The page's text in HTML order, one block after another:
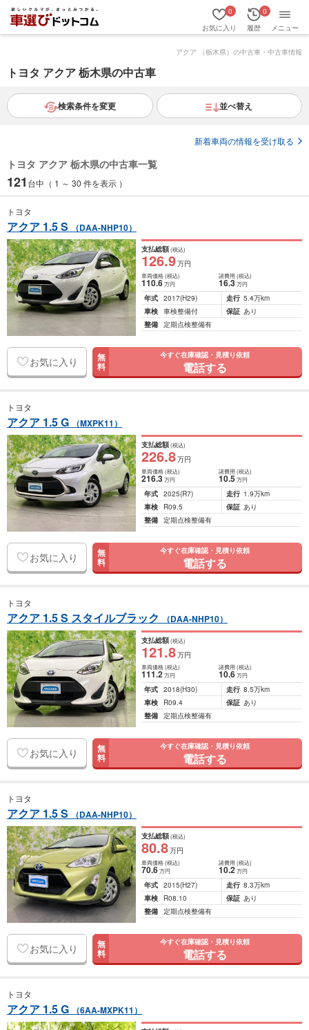
お気に入り
0
履歴
0
メニュー
アクア （栃木県）の中古車・中古車情報
トヨタ アクア 栃木県の中古車
検索条件を変更 並べ替え
新着車両の情報を受け取る
トヨタ アクア 栃木県の中古車一覧
121 台中（ 1 ～ 30 件を表示 ）
トヨタ
アクア 1.5 S （DAA-NHP10）
支払総額(税込)
126.9万円
車両価格(税込)
110.6万円
諸費用 (税込)
16.3 万円
年式 2017(H29) 走行 5.4万km
車検 車検整備付 保証 あり
整備 定期点検整備有
お気に入り 無
料
今すぐ在庫確認・見積り依頼
電話する
トヨタ
アクア 1.5 G （MXPK11）
支払総額(税込)
226.8万円
車両価格(税込)
216.3万円
諸費用 (税込)
10.5 万円
年式 2025(R7) 走行 1.9万km
車検
R09.5 保証 あり
整備 定期点検整備有
お気に入り 無
料
今すぐ在庫確認・見積り依頼
電話する
トヨタ
アクア 1.5 S スタイルブラック （DAA-NHP10）
支払総額(税込)
121.8万円
車両価格(税込)
111.2万円
諸費用 (税込)
10.6 万円
年式 2018(H30) 走行 8.5万km
車検
R09.4 保証 あり
整備 定期点検整備有
お気に入り 無
料
今すぐ在庫確認・見積り依頼
電話する
トヨタ
アクア 1.5 S （DAA-NHP10）
支払総額(税込)
80.8万円
車両価格(税込)
70.6万円
諸費用 (税込)
10.2 万円
年式 2015(H27) 走行 8.3万km
車検
R08.10 保証 あり
整備 定期点検整備有
お気に入り 無
料
今すぐ在庫確認・見積り依頼
電話する
トヨタ
アクア 1.5 G （6AA-MXPK11）